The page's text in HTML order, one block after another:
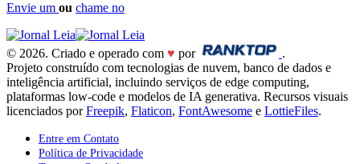
Envie um ou chame no
© 2026. Criado e operado com ♥ por
.
Projeto construído com tecnologias de nuvem, banco de dados e
inteligência artificial, incluindo serviços de edge computing,
plataformas low-code e modelos de IA generativa. Recursos visuais
licenciados porFreepik, Flaticon, FontAwesome e LottieFiles.
Entre em Contato
Política de Privacidade